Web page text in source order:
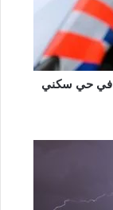
في حي سكني